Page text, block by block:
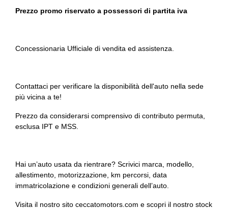
Protezione laterale contro urti integrata
Radar
Regolatore di velocità - cruise control
Prezzo promo riservato a possessori di partita iva
Concessionaria Ufficiale di vendita ed assistenza.
Contattaci per verificare la disponibilità dell'auto nella sede
più vicina a te!
Prezzo da considerarsi comprensivo di contributo permuta,
esclusa IPT e MSS.
Hai un’auto usata da rientrare? Scrivici marca, modello,
allestimento, motorizzazione, km percorsi, data
immatricolazione e condizioni generali dell’auto.
Visita il nostro sito ceccatomotors.com e scopri il nostro stock